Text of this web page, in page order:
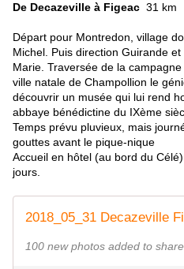
De Decazeville à Figeac 31 km
Départ pour Montredon, village
Michel. Puis direction Guirande
Marie. Traversée de la
ville natale de Champollion le
découvrir un musée qui lui rend
abbaye bénédictine du IXème
Temps prévu pluvieux, mais
gouttes avant le pique-nique
Accueil en hôtel (au bord du
jours.
2018_05_31 Decazeville
100 new photos added to